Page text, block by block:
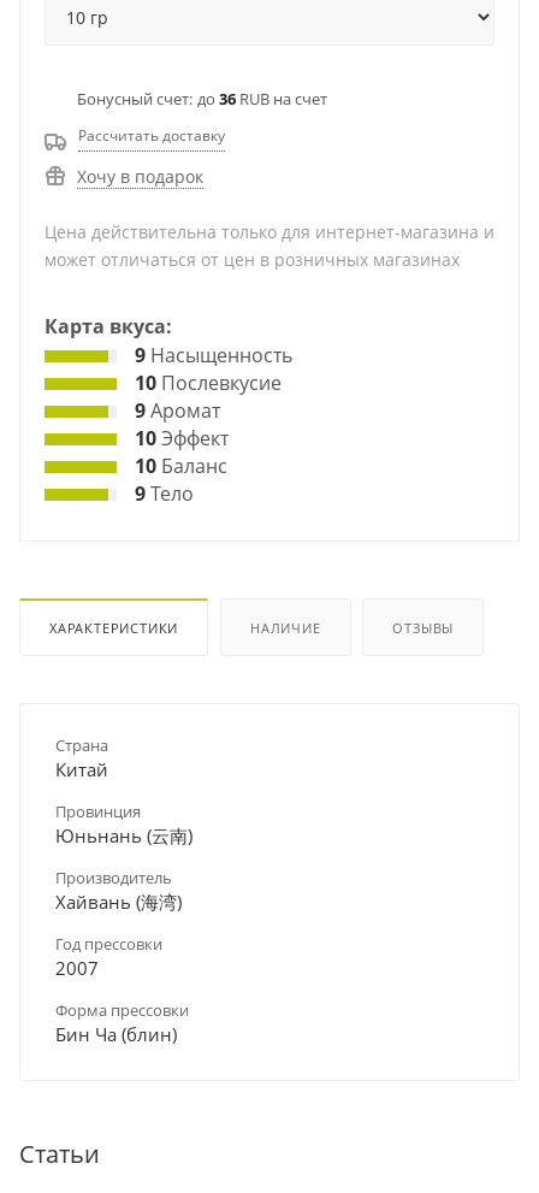
Бонусный счет: до 36 RUB на счет
Рассчитать доставку
Хочу в подарок
Цена действительна только для интернет-магазина и
может отличаться от цен в розничных магазинах
Карта вкуса:
9 Насыщенность
10 Послевкусие
9Аромат
10Эффект
10 Баланс
9Тело
ХАРАКТЕРИСТИКИ НАЛИЧИЕ ОТЗЫВЫ
Страна
Китай
Провинция
Юньнань (云南)
Производитель
Хайвань (海湾)
Год прессовки
2007
Форма прессовки
Бин Ча (блин)
Статьи